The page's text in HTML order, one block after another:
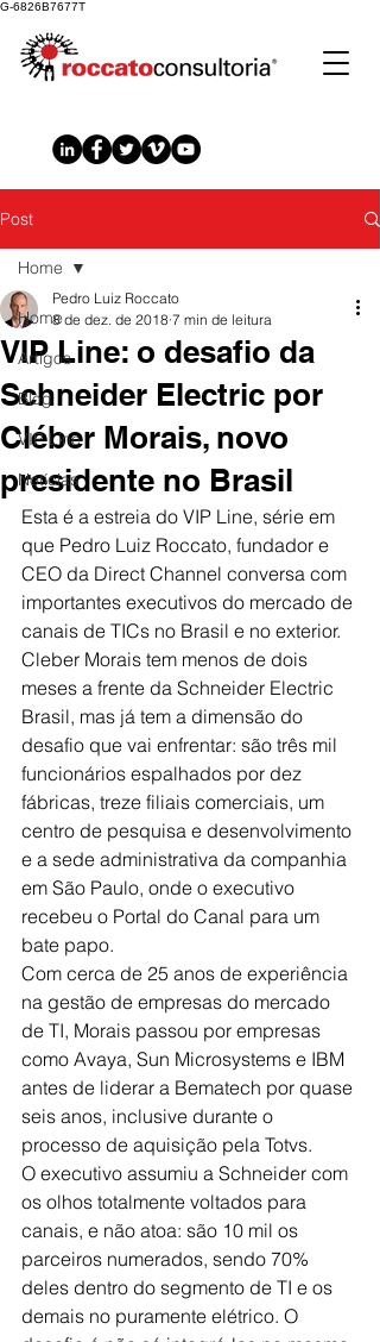
G-6826B7677T
Post
Home
Artigos
Blog
VIP Line
Notícias
Home
VIP Line: o desafio da
Schneider Electric por
Cléber Morais, novo
presidente no Brasil
Pedro Luiz Roccato
8 de dez. de 2018 7 min de leitura
Esta é a estreia do VIP Line, série em
que Pedro Luiz Roccato, fundador e
CEO da Direct Channel conversa com
importantes executivos do mercado de
canais de TICs no Brasil e no exterior.
Cleber Morais tem menos de dois
meses a frente da Schneider Electric
Brasil, mas já tem a dimensão do
desafio que vai enfrentar: são três mil
funcionários espalhados por dez
fábricas, treze filiais comerciais, um
centro de pesquisa e desenvolvimento
e a sede administrativa da companhia
em São Paulo, onde o executivo
recebeu o Portal do Canal para um
bate papo.
Com cerca de 25 anos de experiência
na gestão de empresas do mercado
de TI, Morais passou por empresas
como Avaya, Sun Microsystems e IBM
antes de liderar a Bematech por quase
seis anos, inclusive durante o
processo de aquisição pela Totvs.
O executivo assumiu a Schneider com
os olhos totalmente voltados para
canais, e não atoa: são 10 mil os
parceiros numerados, sendo 70%
deles dentro do segmento de TI e os
demais no puramente elétrico. O